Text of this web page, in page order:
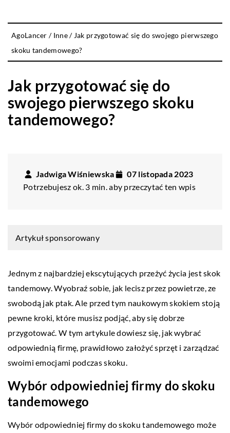
AgoLancer / Inne/ Jak przygotować się do swojego pierwszego
skoku tandemowego?
Jak przygotować się do
swojego pierwszego skoku
tandemowego?
Jadwiga Wiśniewska
07 listopada 2023
Potrzebujesz ok. 3 min. aby przeczytać ten wpis
Artykuł sponsorowany
Jednym z najbardziej ekscytujących przeżyć życia jest skok
tandemowy. Wyobraź sobie, jak lecisz przez powietrze, ze
swobodą jak ptak. Ale przed tym naukowym skokiem stoją
pewne kroki, które musisz podjąć, aby się dobrze
przygotować. W tym artykule dowiesz się, jak wybrać
odpowiednią firmę, prawidłowo założyć sprzęt i zarządzać
swoimi emocjami podczas skoku.
Wybór odpowiedniej firmy do skoku
tandemowego
Wybór odpowiedniej firmy do skoku tandemowego może